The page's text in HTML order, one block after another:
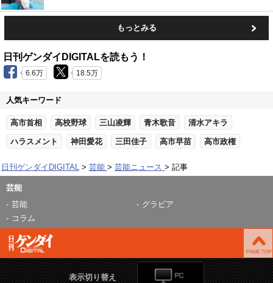
もっとみる
日刊ゲンダイDIGITALを読もう！
6.6万 18.5万
人気キーワード
高市首相 高校野球 三山凌輝 青木歌音 清水アキラ
ハラスメント 神田愛花 三田佳子 高市早苗 高市政権
日刊ゲンダイDIGITAL 芸能 芸能ニュース 記事
芸能
芸能
グラビア
コラム
表示切り替え